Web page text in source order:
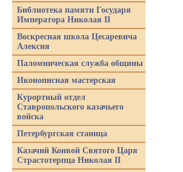
Библиотека памяти Государя
Императора Николая II
Воскресная школа Цесаревича
Алексия
Паломническая служба общины
Иконописная мастерская
Курортный отдел
Ставропольского казачьего
войска
Петербургская станица
Казачий Конвой Святого Царя
Страстотерпца Николая II